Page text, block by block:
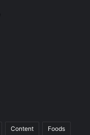
Content Foods